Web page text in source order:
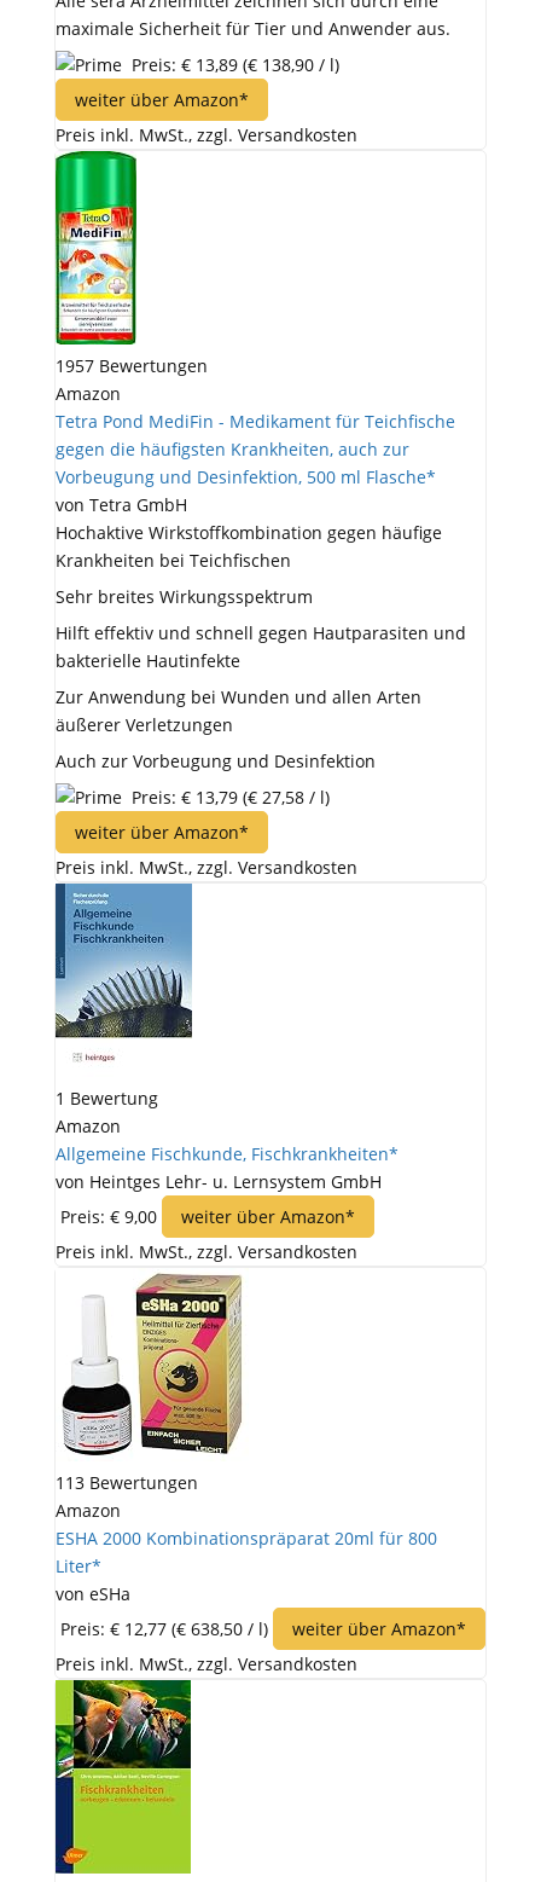
maximale Sicherheit für Tier und Anwender aus.
Preis: € 13,89 (€ 138,90 / l)
weiter über Amazon*
Preis inkl. MwSt., zzgl. Versandkosten
1957 Bewertungen
Amazon
Tetra Pond MediFin - Medikament für Teichfische
gegen die häufigsten Krankheiten, auch zur
Vorbeugung und Desinfektion, 500 ml Flasche*
von Tetra GmbH
Hochaktive Wirkstoffkombination gegen häufige
Krankheiten bei Teichfischen
Sehr breites Wirkungsspektrum
Hilft effektiv und schnell gegen Hautparasiten und
bakterielle Hautinfekte
Zur Anwendung bei Wunden und allen Arten
äußerer Verletzungen
Auch zur Vorbeugung und Desinfektion
Preis: € 13,79 (€ 27,58 / l)
weiter über Amazon*
Preis inkl. MwSt., zzgl. Versandkosten
1 Bewertung
Amazon
Allgemeine Fischkunde, Fischkrankheiten*
von Heintges Lehr- u. Lernsystem GmbH
Preis: € 9,00
weiter über Amazon*
Preis inkl. MwSt., zzgl. Versandkosten
113 Bewertungen
Amazon
ESHA 2000 Kombinationspräparat 20ml für 800
Liter*
von eSHa
Preis: € 12,77 (€ 638,50 / l)
weiter über Amazon*
Preis inkl. MwSt., zzgl. Versandkosten